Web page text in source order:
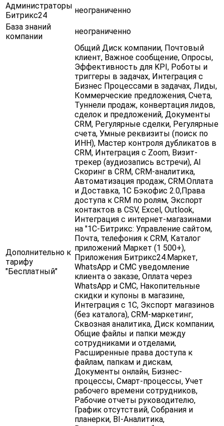
Администраторы
Битрикс24
неограниченно
База знаний
компании
неограниченно
Дополнительно к
тарифу
"Бесплатный"
Общий Диск компании , Почтовый
клиент , Важное сообщение, Опросы,
Эффективность для KPI , Роботы и
триггеры в задачах, Интеграция с
Бизнес Процессами в задачах, Лиды,
Коммерческие предложения, Счета,
Туннели продаж , конвертация лидов,
сделок и предложений, Документы
CRM , Регулярные сделки , Регулярные
счета, Умные реквизиты (поиск по
ИНН) , Мастер контроля дубликатов в
CRM , Интеграция с Zoom , Визит-
трекер (аудиозапись встречи) , AI
Скоринг в CRM, CRM-аналитика ,
Автоматизация продаж , CRM.Оплата
и Доставка, 1С Бэкофис 2.0 ,Права
доступа к CRM по ролям, Экспорт
контактов в CSV, Excel, Outlook,
Интеграция с интернет-магазинами
на "1С-Битрикс: Управление сайтом,
Почта, телефония к CRM, Каталог
приложений Маркет (1 500+),
Приложения Битрикс24.Маркет ,
WhatsApp и СМС уведомление
клиента о заказе , Оплата через
WhatsApp и СМС, Накопительные
скидки и купоны в магазине,
Интеграция с 1С , Экспорт магазинов
(без каталога) , CRM-маркетинг ,
Сквозная аналитика , Диск компании,
Общие файлы и папки между
сотрудниками и отделами,
Расширенные права доступа к
файлам, папкам и дискам,
Документы онлайн , Бизнес-
процессы , Смарт-процессы , Учет
рабочего времени сотрудников ,
Рабочие отчеты руководителю ,
График отсутствий , Собрания и
планерки, BI-Аналитика ,